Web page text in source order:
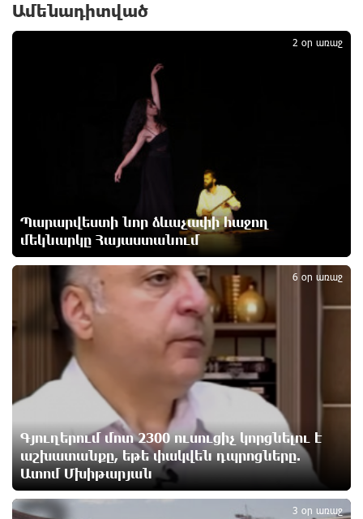
Վրաստանում պետական ​​պաշտոնյային կաշառելու
փորձի համար քաղաքացի է ձերբակալվել
ՌԴ-ն պատրաստ է շարունակել Հայաստանի
երկաթուղիների կոնցեսիոն կառավարումը.
Հայաստանի բնակչության թիվը շուրջ 7 հազարով
ավելացել է
Իսրայելի ՊԲ-ն հարձակվել է Լիբանանում
«Հըզբոլլահ»-ի հրամանատարական կետերի և
պահեստների վրա
«Ռեալ Մադրիդ»-ն ու «ՌԲ Լայպցիգը»
համաձայնության են եկել Յան Դիոմանդեի
տրանսֆերի վերաբերյալ
10 ժամ առաջ
Այսօրվա կառավարությունը ուսանողներին
առաջարկում է պահանջարկ չունեցող
մասնագիտություններ. Ատոմ Մխիթարյան
Ամենադիտված
Պարարվեստի նոր ձևաչափի հաջող
մեկնարկը Հայաստանում
2 օր առաջ
1
Գյուղերում մոտ 2300 ուսուցիչ կորցնելու է
աշխատանքը, եթե փակվեն դպրոցները.
Ատոմ Մխիթարյան
6 օր առաջ
2
3 օր առաջ